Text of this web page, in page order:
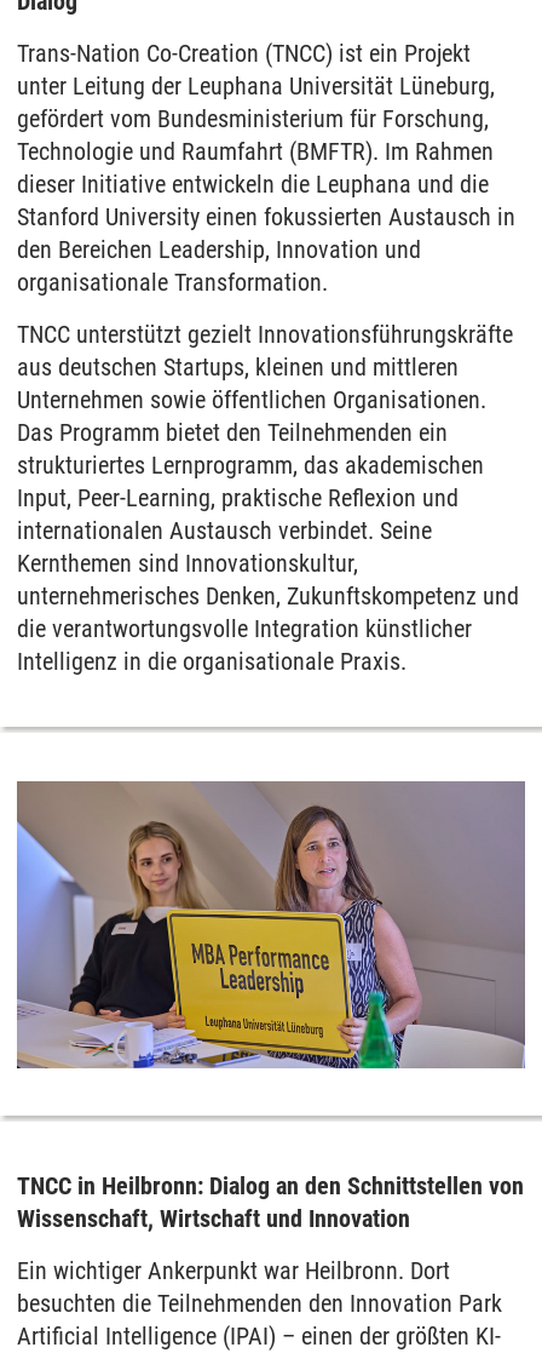
Trans-Nation Co-Creation (TNCC) ist ein Projekt
unter Leitung der Leuphana Universität Lüneburg,
gefördert vom Bundesministerium für Forschung,
Technologie und Raumfahrt (BMFTR). Im Rahmen
dieser Initiative entwickeln die Leuphana und die
Stanford University einen fokussierten Austausch in
den Bereichen Leadership, Innovation und
organisationale Transformation.
TNCC unterstützt gezielt Innovationsführungskräfte
aus deutschen Startups, kleinen und mittleren
Unternehmen sowie öffentlichen Organisationen.
Das Programm bietet den Teilnehmenden ein
strukturiertes Lernprogramm, das akademischen
Input, Peer-Learning, praktische Reflexion und
internationalen Austausch verbindet. Seine
Kernthemen sind Innovationskultur,
unternehmerisches Denken, Zukunftskompetenz und
die verantwortungsvolle Integration künstlicher
Intelligenz in die organisationale Praxis.
TNCC in Heilbronn: Dialog an den Schnittstellen von
Wissenschaft, Wirtschaft und Innovation
Ein wichtiger Ankerpunkt war Heilbronn. Dort
besuchten die Teilnehmenden den Innovation Park
Artificial Intelligence (IPAI) – einen der größten KI-